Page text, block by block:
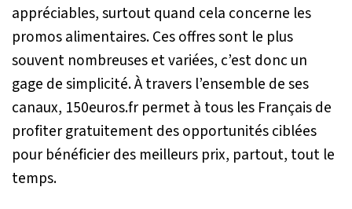
appréciables, surtout quand cela concerne les
promos alimentaires. Ces offres sont le plus
souvent nombreuses et variées, c’est donc un
gage de simplicité. À travers l’ensemble de ses
canaux, 150euros.fr permet à tous les Français de
profiter gratuitement des opportunités ciblées
pour bénéficier des meilleurs prix, partout, tout le
temps.